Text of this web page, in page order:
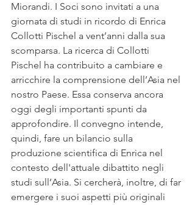
Miorandi. I Soci sono invitati a una
giornata di studi in ricordo di Enrica
Collotti Pischel a vent’anni dalla sua
scomparsa. La ricerca di Collotti
Pischel ha contribuito a cambiare e
arricchire la comprensione dell’Asia nel
nostro Paese. Essa conserva ancora
oggi degli importanti spunti da
approfondire. Il convegno intende,
quindi, fare un bilancio sulla
produzione scientifica di Enrica nel
contesto dell'attuale dibattito negli
studi sull’Asia. Si cercherà, inoltre, di far
emergere i suoi aspetti più originali